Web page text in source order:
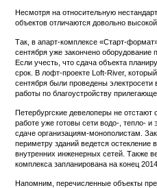
Несмотря на относительную
объектов отличаются довольно
Так, в апарт-комплексе «Старт-
сентября уже закончено оборудование
Если учесть, что сдача объекта
срок. В лофт-проекте Loft-River,
сентября были проведены
работы по благоустройству
Петербургские девелоперы не
работе уже готовы сети водо-, тепло- и
сдаче организациям-монополистам.
периметру зданий ведется остекление
внутренних инженерных сетей. Также
комплекса запланирована на конец 2014
Напомним, перечисленные объекты